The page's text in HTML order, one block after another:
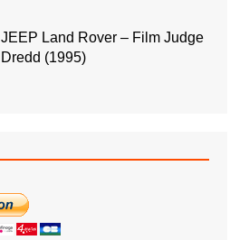
JEEP Land Rover – Film Judge
Dredd (1995)